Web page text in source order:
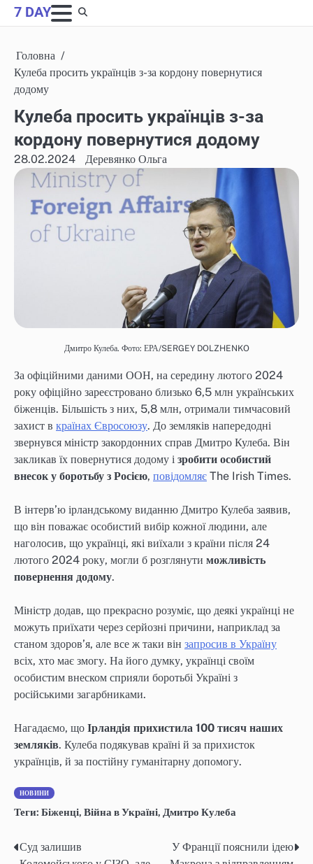
Skip
to
7 DAY
Головна
Кулеба просить українців з-за кордону повернутися
додому
Кулеба просить українців з-за
кордону повернутися додому
28.02.2024 Деревянко Ольга
Дмитро Кулеба. Фото: ЕРА/SERGEY DOLZHENKO
За офіційними даними ООН, на середину лютого 2024
року офіційно зареєстровано близько 6,5 млн українських
біженців. Більшість з них, 5,8 млн, отримали тимчасовий
захист в країнах Євросоюзу. До земляків напередодні
звернувся міністр закордонних справ Дмитро Кулеба. Він
закликав їх повернутися додому і зробити особистий
внесок у боротьбу з Росією, повідомляє The Irish Times.
В інтерв’ю ірландському виданню Дмитро Кулеба заявив,
що він поважає особистий вибір кожної людини, але
наголосив, що українці, які виїхали з країни після 24
лютого 2024 року, могли б розглянути можливість
повернення додому.
Міністр додав, що прекрасно розуміє, що деякі українці не
можуть приїхати через серйозні причини, наприклад за
станом здоров’я, але все ж таки він запросив в Україну
всіх, хто має змогу. На його думку, українці своїм
особистим внеском сприяли боротьбі Україні з
російськими загарбниками.
Нагадаємо, що Ірландія прихистила 100 тисяч наших
земляків. Кулеба подякував країні й за прихисток
українців, й за постійну гуманітарну допомогу.
НОВИНИ
Теги: Біженці, Війна в Україні, Дмитро Кулеба
Навігація
Суд залишив
У Франції пояснили ідею